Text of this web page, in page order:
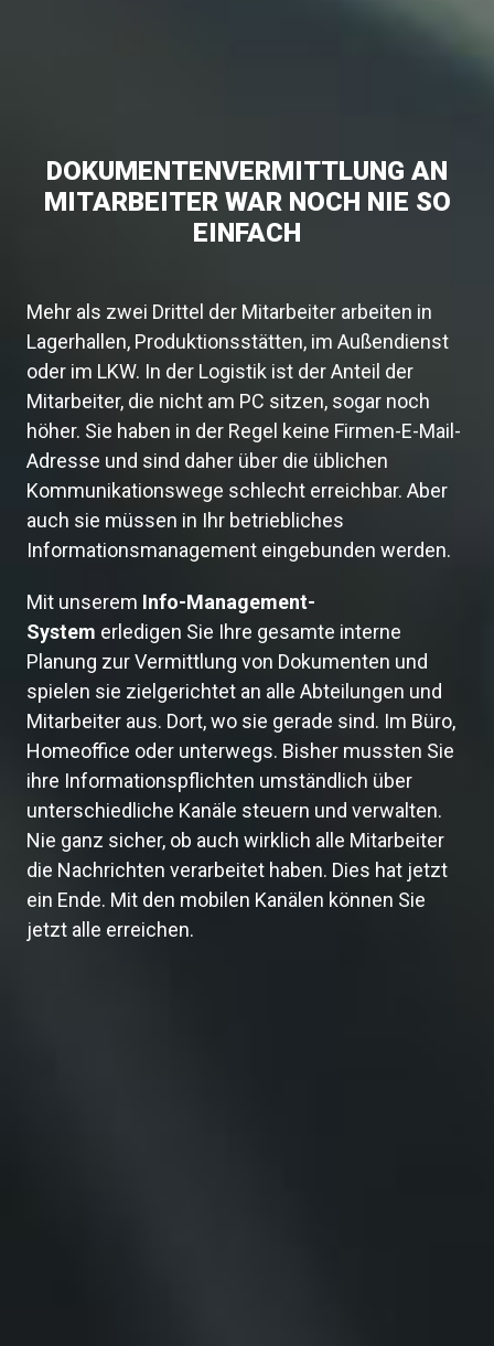
DOKUMENTENVERMITTLUNG AN
MITARBEITER WAR NOCH NIE SO
EINFACH
Mehr als zwei Drittel der Mitarbeiter arbeiten in
Lagerhallen, Produktionsstätten, im Außendienst
oder im LKW. In der Logistik ist der Anteil der
Mitarbeiter, die nicht am PC sitzen, sogar noch
höher. Sie haben in der Regel keine Firmen-E-Mail-
Adresse und sind daher über die üblichen
Kommunikationswege schlecht erreichbar. Aber
auch sie müssen in Ihr betriebliches
Informationsmanagement eingebunden werden.
Mit unserem Info-Management-
System erledigen Sie Ihre gesamte interne
Planung zur Vermittlung von Dokumenten und
spielen sie zielgerichtet an alle Abteilungen und
Mitarbeiter aus. Dort, wo sie gerade sind. Im Büro,
Homeoffice oder unterwegs. Bisher mussten Sie
ihre Informationspflichten umständlich über
unterschiedliche Kanäle steuern und verwalten.
Nie ganz sicher, ob auch wirklich alle Mitarbeiter
die Nachrichten verarbeitet haben. Dies hat jetzt
ein Ende. Mit den mobilen Kanälen können Sie
jetzt alle erreichen.